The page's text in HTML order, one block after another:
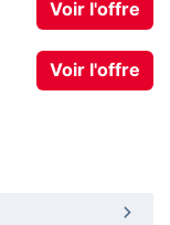
Voir l'offre
Voir l'offre